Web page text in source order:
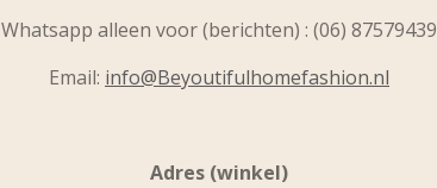
Whatsapp alleen voor (berichten) : (06) 87579439
Email: info@Beyoutifulhomefashion.nl
Adres (winkel)